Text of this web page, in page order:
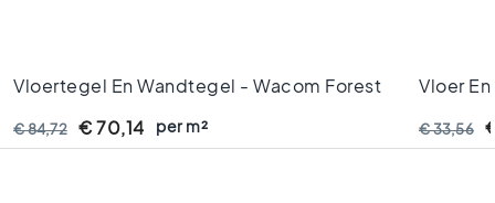
c
e
Vloertegel En Wandtegel - Wacom Forest
Pulido - 60x120 Cm - Gerectificeerd - 9
Mm Dik
€ 84,72 € 70,14 per m²
Vloer
Mm Dik
€ 33,56